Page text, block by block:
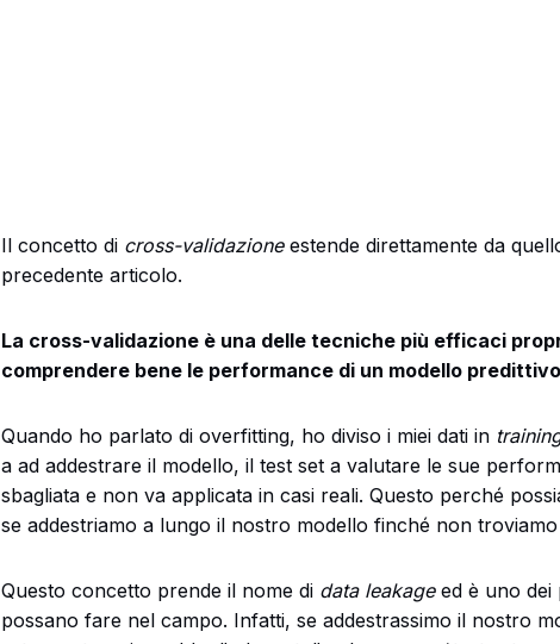
Il concetto di cross-validazioneestende direttamente da
precedente articolo.
La cross-validazione è una delle tecniche più efficaci
comprendere bene le performance di un modello
Quando ho parlato di overfitting, ho diviso i miei dati in
a ad addestrare il modello, il test set a valutare le sue
sbagliata e non va applicata in casi reali. Questo perché
se addestriamo a lungo il nostro modello finché non
Questo concetto prende il nome di data leakageed è uno dei
possano fare nel campo. Infatti, se addestrassimo il nostro